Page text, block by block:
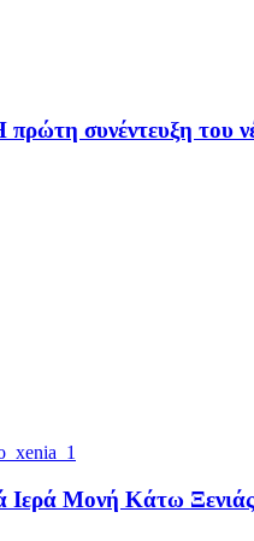
συνέντευξη του
Ιερά Μονή Κάτω